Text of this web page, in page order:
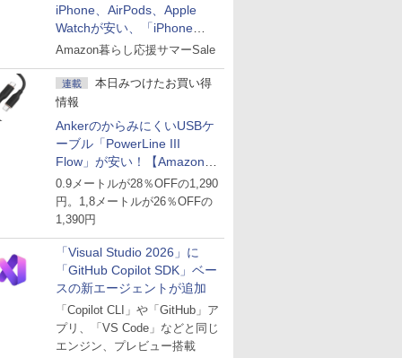
iPhone、AirPods、Apple
Watchが安い、「iPhone
Air」256GB版が139,800円な
Amazon暮らし応援サマーSale
連載
本日みつけたお買い得
情報
AnkerのからみにくいUSBケ
ーブル「PowerLine III
Flow」が安い！【Amazon暮
らし応援サマーSale】
0.9メートルが28％OFFの1,290
円。1,8メートルが26％OFFの
1,390円
「Visual Studio 2026」に
「GitHub Copilot SDK」ベー
スの新エージェントが追加
「Copilot CLI」や「GitHub」ア
プリ、「VS Code」などと同じ
エンジン、プレビュー搭載